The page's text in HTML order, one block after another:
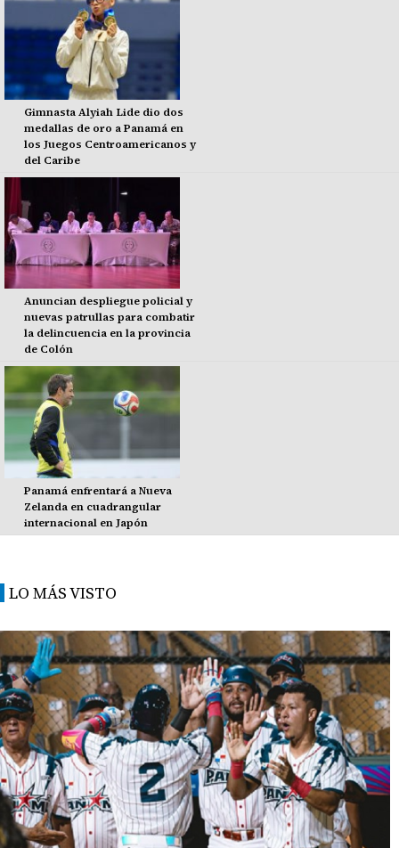
Gimnasta Alyiah Lide dio dos
medallas de oro a Panamá en
los Juegos Centroamericanos y
del Caribe
Anuncian despliegue policial y
nuevas patrullas para combatir
la delincuencia en la provincia
de Colón
Panamá enfrentará a Nueva
Zelanda en cuadrangular
internacional en Japón
LO MÁS VISTO